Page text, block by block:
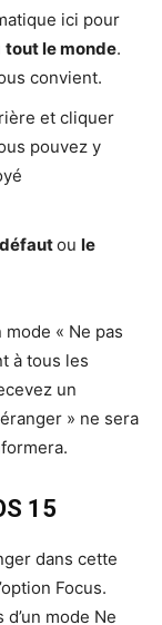
ici pour
tout le monde.
convient.
et cliquer
pouvez y
ou le
« Ne pas
à tous les
un
» ne sera
15
dans cette
Focus.
mode Ne